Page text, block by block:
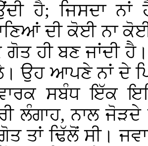
ਹੈ; ਜਿਸਦਾ
ਦੀ ਕੋਈ ਨਾ
ਹੀ ਬਣ ਜਾਂਦੀ
ਉਹ ਆਪਣੇ ਨਾਂ ਦੇ
ਸਬੰਧ ਇੱਕ
ਲੰਗਾਹ, ਨਾਲ
ਤਾਂ ਢਿੱਲੋਂ ਸੀ।